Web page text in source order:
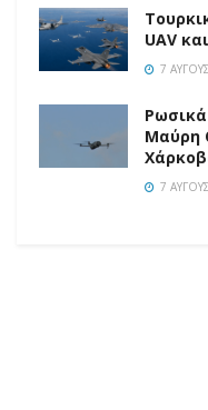
UAV
7
Μαύρη
7